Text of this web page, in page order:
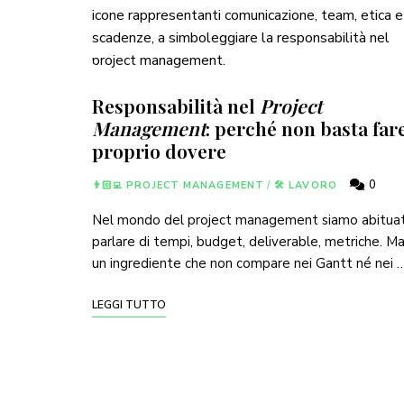
Responsabilità nel Project
Management: perché non basta
proprio dovere
👨🏻‍💻 PROJECT MANAGEMENT / 🛠 LAVORO 0
Nel mondo del project management siamo
parlare di tempi, budget, deliverable, metriche. Ma
un ingrediente che non compare nei Gantt né nei
LEGGI TUTTO